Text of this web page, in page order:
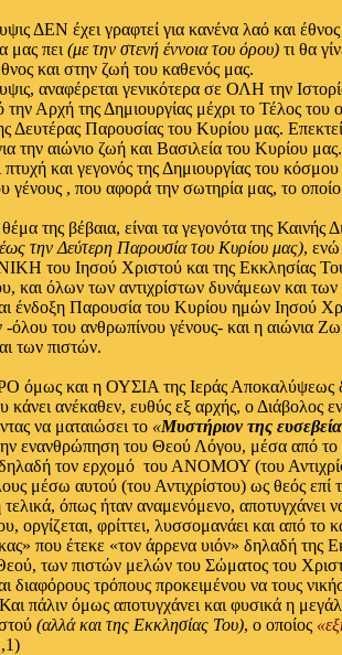
ΔΕΝ έχει γραφτεί για κανένα λαό και
μας πει (με την στενή έννοια του όρου) τι θα
και στην ζωή του καθενός μας.
αναφέρεται γενικότερα σε ΟΛΗ την
την Αρχή της Δημιουργίας μέχρι το Τέλος
Δευτέρας Παρουσίας του Κυρίου μας.
την αιώνιο ζωή και Βασιλεία του Κυρίου
πτυχή και γεγονός της Δημιουργίας του κόσμου
γένους , που αφορά την σωτηρία μας, το
της βέβαια, είναι τα γεγονότα της Καινής
την Δεύτερη Παρουσία του Κυρίου μας), ενώ
του Ιησού Χριστού και της Εκκλησίας Του
και όλων των αντιχρίστων δυνάμεων και
ένδοξη Παρουσία του Κυρίου ημών Ιησού
όλου του ανθρωπίνου γένους- και η αιώνια
των πιστών.
και η ΟΥΣΙΑ της Ιεράς Αποκαλύψεως
κάνει ανέκαθεν, ευθύς εξ αρχής, ο Διάβολος
να ματαιώσει το «Μυστήριον της
ενανθρώπηση του Θεού Λόγου, μέσα από το
τον ερχομό του ΑΝΟΜΟΥ (του
μέσω αυτού (του Αντιχρίστου) ως θεός επί
τελικά, όπως ήταν αναμενόμενο, αποτυγχάνει
οργίζεται, φρίττει, λυσσομανάει και από το
που έτεκε «τον άρρενα υιόν» δηλαδή της
των πιστών μελών του Σώματος του
διαφόρους τρόπους προκειμένου να τους
πάλιν όμως αποτυγχάνει και φυσικά η
(αλλά και της Εκκλησίας Του), ο οποίος